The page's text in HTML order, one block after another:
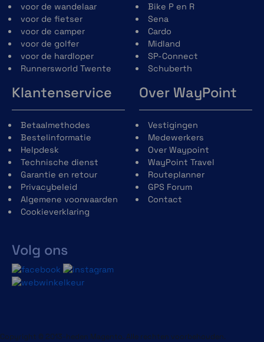
voor de wandelaar
voor de fietser
voor de camper
voor de golfer
voor de hardloper
Runnersworld Twente
Bike P en R
Sena
Cardo
Midland
SP-Connect
Schuberth
Klantenservice
Betaalmethodes
Bestelinformatie
Helpdesk
Technische dienst
Garantie en retour
Privacybeleid
Algemene voorwaarden
Cookieverklaring
Volg ons
Over WayPoint
Vestigingen
Medewerkers
Over Waypoint
WayPoint Travel
Routeplanner
GPS Forum
Contact
Copyright © 2013-heden Magento. Alle rechten voorbehouden.